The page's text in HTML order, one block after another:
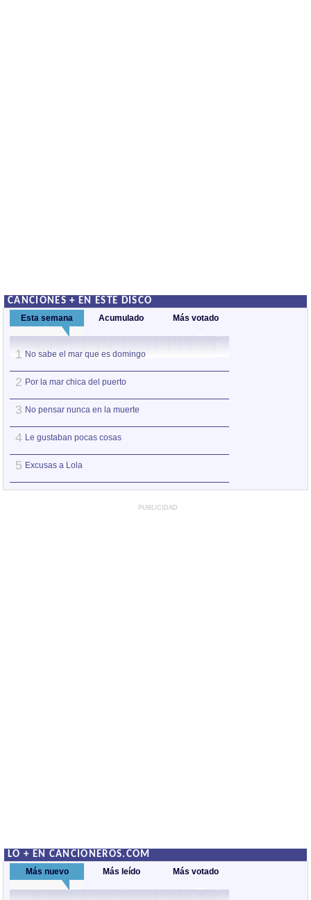
CANCIONES + EN ESTE DISCO
Esta semana Acumulado Más votado
1 No sabe el mar que es domingo
2 Por la mar chica del puerto
3 No pensar nunca en la muerte
4 Le gustaban pocas cosas
5 Excusas a Lola
PUBLICIDAD
LO + EN CANCIONEROS.COM
Más nuevo Más leído Más votado